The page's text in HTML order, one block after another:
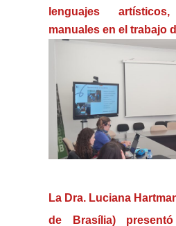
lenguajes
manuales en el trabajo
La Dra. Luciana
de Brasília)